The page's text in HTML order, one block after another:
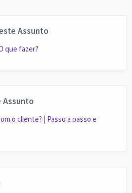
Assunto
que fazer?
o cliente? | Passo a passo e